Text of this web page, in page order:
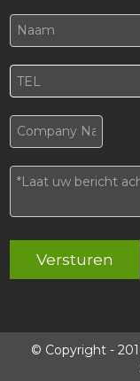
Versturen
© Copyright -